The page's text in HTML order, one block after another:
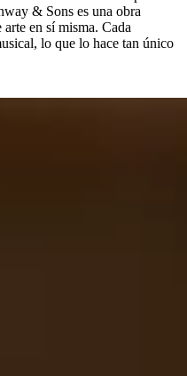
⁠&⁠ Sons es una obra
en sí misma. Cada
lo que lo hace tan único